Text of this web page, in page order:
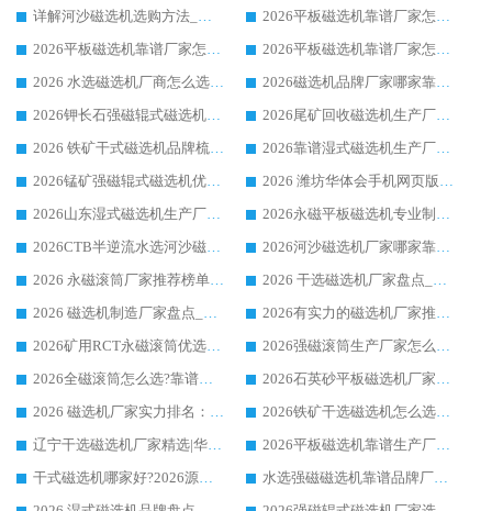
详解河沙磁选机选购方法_除铁器品牌及华体会手机网页版-华体会(中国) 企业解析
2026平板磁选机靠谱厂家怎么选？华体会手机网页版-华体会(中国) 凭硬实力甄选合作品牌
2026平板磁选机靠谱厂家怎么选？华体会手机网页版-华体会(中国) 凭硬实力甄选合作品牌
2026平板磁选机靠谱厂家怎么选？华体会手机网页版-华体会(中国) 凭硬实力甄选合作品牌
2026 水选磁选机厂商怎么选 潍坊华体会手机网页版-华体会(中国) 技术实力强
2026磁选机品牌厂家哪家靠谱?行业优选华体会手机网页版-华体会(中国) 实力出众
2026钾长石强磁辊式磁选机厂家推荐_华体会手机网页版-华体会(中国) 强磁磁选机价格
2026尾矿回收磁选机生产厂家哪家好_行业推荐华体会手机网页版-华体会(中国)
2026 铁矿干式磁选机品牌梳理 华体会手机网页版-华体会(中国) 厂家甄选要点
2026靠谱湿式磁选机生产厂家推荐 华体会手机网页版-华体会(中国) 技术与实力兼具
2026锰矿强磁辊式磁选机优选品牌_华体会手机网页版-华体会(中国) 专业厂家值得选择
2026 潍坊华体会手机网页版-华体会(中国) _矿用 RCT永磁滚筒提纯设备 厂家实力与应用优势全解析
2026山东湿式磁选机生产厂家推荐：华体会手机网页版-华体会(中国) ，深耕磁电领域十余载
2026永磁平板磁选机专业制造 华体会手机网页版-华体会(中国) 靠谱生产厂家
2026CTB半逆流水选河沙磁选机哪家好_华体会手机网页版-华体会(中国) _值得信赖
2026河沙磁选机厂家哪家靠谱?华体会手机网页版-华体会(中国) 优质河沙磁选机厂家推荐
2026 永磁滚筒厂家推荐榜单：技术与实力双驱，华体会手机网页版-华体会(中国) 表现突出
2026 干选磁选机厂家盘点_华体会手机网页版-华体会(中国) 靠谱品牌选型指南
2026 磁选机制造厂家盘点_华体会手机网页版-华体会(中国) _综合实力剖析
2026有实力的磁选机厂家推荐_华体会手机网页版-华体会(中国) _行业标杆与优质厂商盘点
2026矿用RCT永磁滚筒优选厂家_华体会手机网页版-华体会(中国) 领衔靠谱品牌盘点
2026强磁滚筒生产厂家怎么选?行业口碑推荐华体会手机网页版-华体会(中国)
2026全磁滚筒怎么选?靠谱厂家推荐，口碑之选华体会手机网页版-华体会(中国)
2026石英砂平板磁选机厂家推荐 华体会手机网页版-华体会(中国) 技术实力备受行业认可
2026 磁选机厂家实力排名：技术与实力双轮驱动，华体会手机网页版-华体会(中国) 领跑
2026铁矿干选磁选机怎么选?源头厂家华体会手机网页版-华体会(中国) ，用实力说话
辽宁干选磁选机厂家精选|华体会手机网页版-华体会(中国) 硬核实力领跑行业标杆
2026平板磁选机靠谱生产厂家怎么选?行业标杆华体会手机网页版-华体会(中国) ，凭硬实力脱颖而出
干式磁选机哪家好?2026源头厂家推荐_华体会手机网页版-华体会(中国) 强磁磁选机生产厂家
水选强磁磁选机靠谱品牌厂家推荐：华体会手机网页版-华体会(中国) ，技术实力与口碑双在线